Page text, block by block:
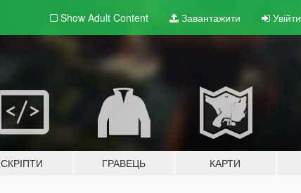
Show Adult Content Завантажити Увійти
СКРІПТИ ГРАВЕЦЬ КАРТИ